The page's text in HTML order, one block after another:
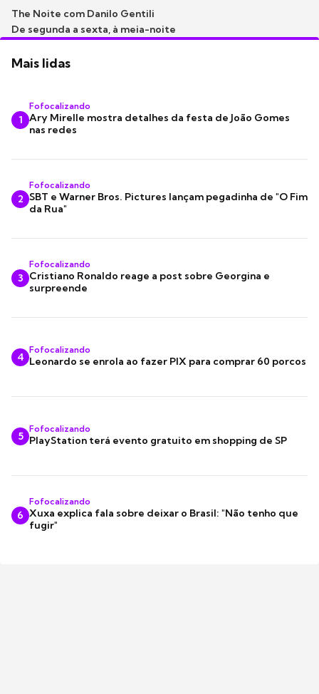
The Noite com Danilo Gentili
De segunda a sexta, à meia-noite
Mais lidas
1
Fofocalizando
Ary Mirelle mostra detalhes da festa de João Gomes
nas redes
2
Fofocalizando
SBT e Warner Bros. Pictures lançam pegadinha de "O Fim
da Rua"
3
Fofocalizando
Cristiano Ronaldo reage a post sobre Georgina e
surpreende
4
Fofocalizando
Leonardo se enrola ao fazer PIX para comprar 60 porcos
5
Fofocalizando
PlayStation terá evento gratuito em shopping de SP
6
Fofocalizando
Xuxa explica fala sobre deixar o Brasil: "Não tenho que
fugir"